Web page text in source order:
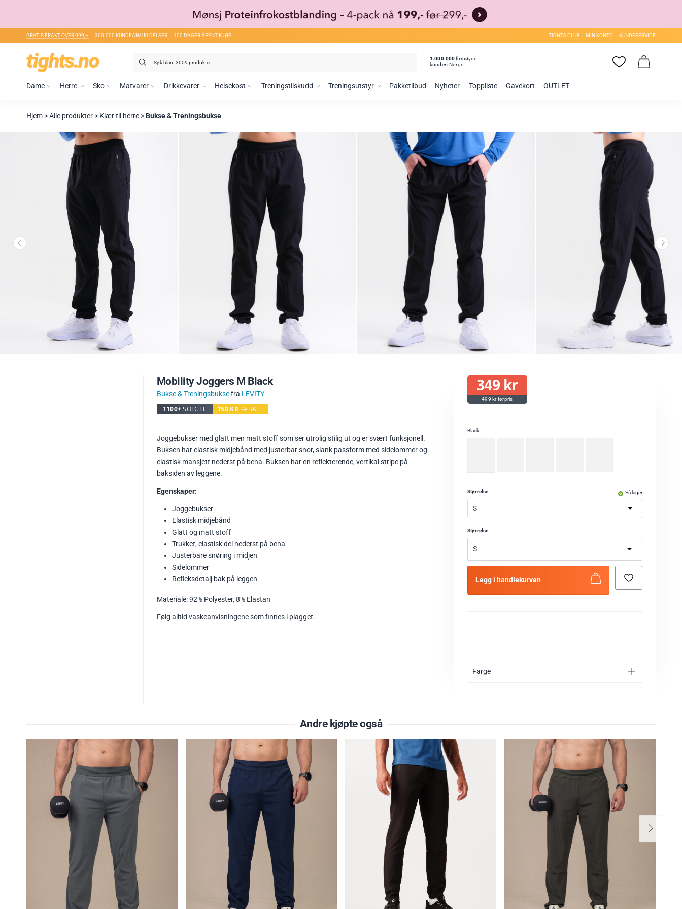
GRATIS FRAKT OVER 999,– 300.000 KUNDEANMELDELSER 100 DAGER ÅPENT KJØP TIGHTS CLUB MIN KONTO KUNDESERVICE
Søk
1.000.000fornøyde
kunder i Norge
Dame Herre Sko Matvarer Drikkevarer Helsekost Treningstilskudd Treningsutstyr Pakketilbud Nyheter Toppliste Gavekort OUTLET
Hjem >Alle produkter > Klær til herre >Bukse & Treningsbukse
Mobility Joggers M Black
Bukse & Treningsbuksefra LEVITY
1100+SOLGTE 150 KRRABATT
499 kr
349 kr
Black
Størrelse
S
Størrelse
På lager
Legg i handlekurven
Farge
Joggebukser med glatt men matt stoff som ser utrolig stilig ut og er svært funksjonell.
Buksen har elastisk midjebånd med justerbar snor, slank passform med sidelommer og
elastisk mansjett nederst på bena. Buksen har en reflekterende, vertikal stripe på
baksiden av leggene.
Egenskaper:
Joggebukser
Elastisk midjebånd
Glatt og matt stoff
Trukket, elastisk del nederst på bena
Justerbare snøring i midjen
Sidelommer
Refleksdetalj bak på leggen
Materiale: 92% Polyester, 8% Elastan
Følg alltid vaskeanvisningene som finnes i plagget.
Andre kjøpte også